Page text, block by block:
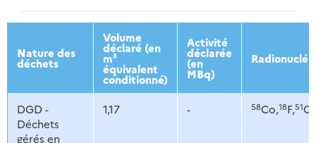
2013 2014 2015 2016
Nature des
déchets
Volume
déclaré (en
m³
équivalent
conditionné)
Activité
déclarée
(en
MBq)
DGD -
Déchets
gérés en
1,17 - 58Co,18F,51